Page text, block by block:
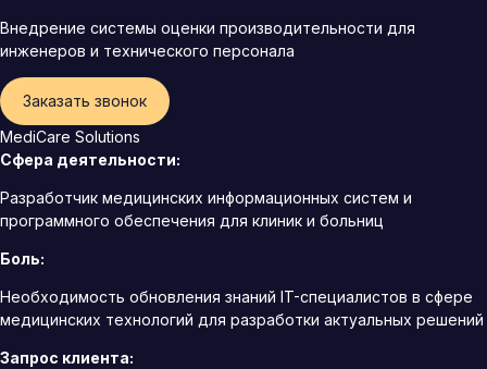
Внедрение системы оценки производительности для
инженеров и технического персонала
Заказать звонок
MediCare Solutions
Сфера деятельности:
Разработчик медицинских информационных систем и
программного обеспечения для клиник и больниц
Боль:
Необходимость обновления знаний IT-специалистов в сфере
медицинских технологий для разработки актуальных решений
Запрос клиента: